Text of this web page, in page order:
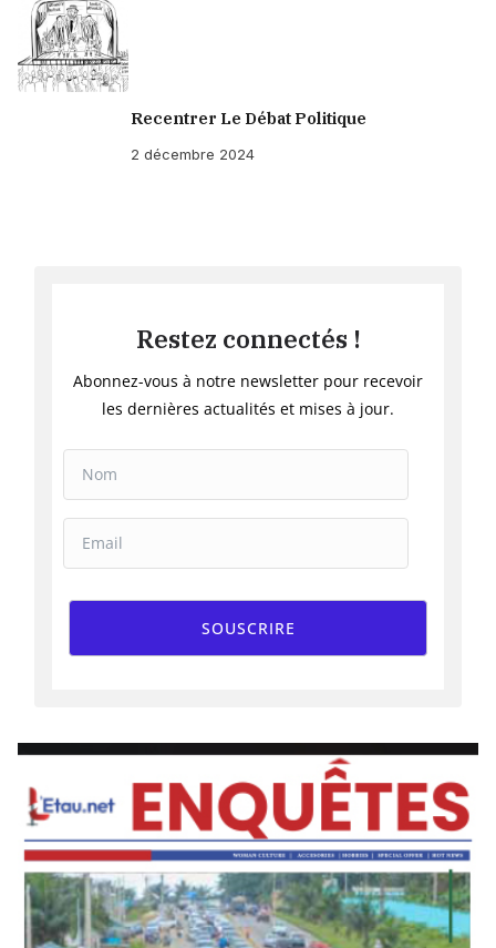
Recentrer Le Débat Politique
2 décembre 2024
Restez connectés !
Abonnez-vous à notre newsletter pour recevoir
les dernières actualités et mises à jour.
SOUSCRIRE